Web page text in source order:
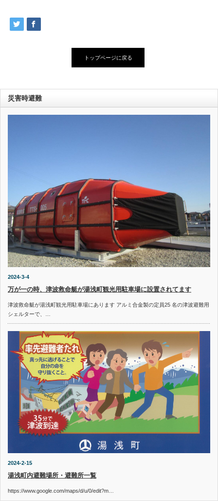
トップページに戻る
災害時避難
2024-3-4
万が一の時、津波救命艇が湯浅町観光用駐車場に設置されてます
津波救命艇が湯浅町観光用駐車場にあります アルミ合金製の定員25 名の津波避難用
シェルターで、…
2024-2-15
湯浅町内避難場所・避難所一覧
https://www.google.com/maps/d/u/0/edit?m…